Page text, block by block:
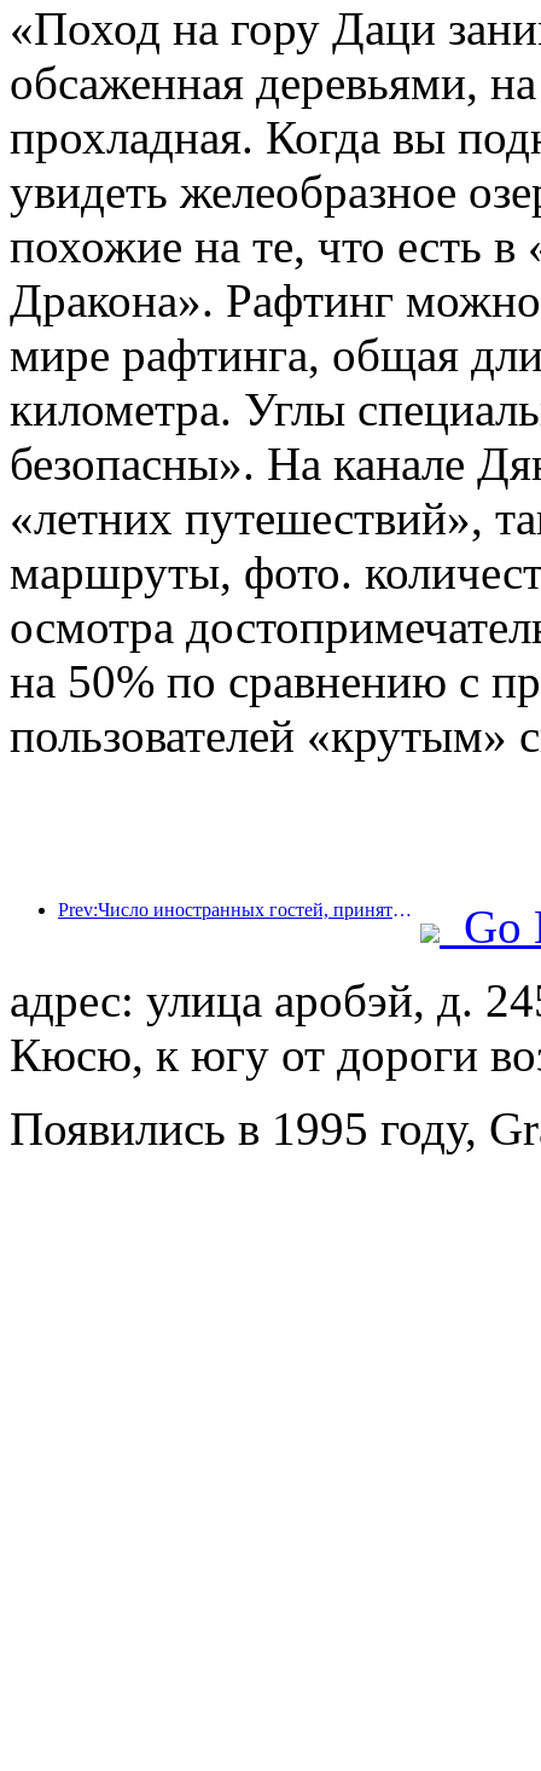
«Поход на гору Даци
обсаженная деревьями,
прохладная. Когда вы
увидеть желеобразное
похожие на те, что есть
Дракона». Рафтинг
мире рафтинга, общая
километра. Углы
безопасны». На канале
«летних путешествий»,
маршруты, фото.
осмотра
на 50% по сравнению с
пользователей «крутым»
Prev:Число иностранных гостей, принятых отелями China Travel Service Hotels на материке, в первом полугодии выросло на 67% по сравнению с аналогичным периодом прошлого года.
Go
адрес: улица аробэй, д.
Кюсю, к югу от дороги
Появились в 1995 году,